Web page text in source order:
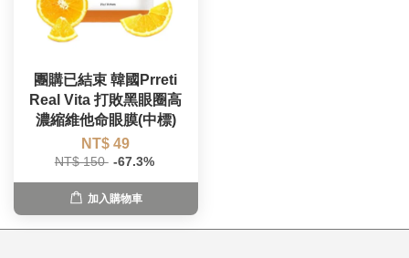
團購已結束 韓國Prreti
Real Vita 打敗黑眼圈高
濃縮維他命眼膜(中標)
NT$ 49
NT$ 150 -67.3%
加入購物車